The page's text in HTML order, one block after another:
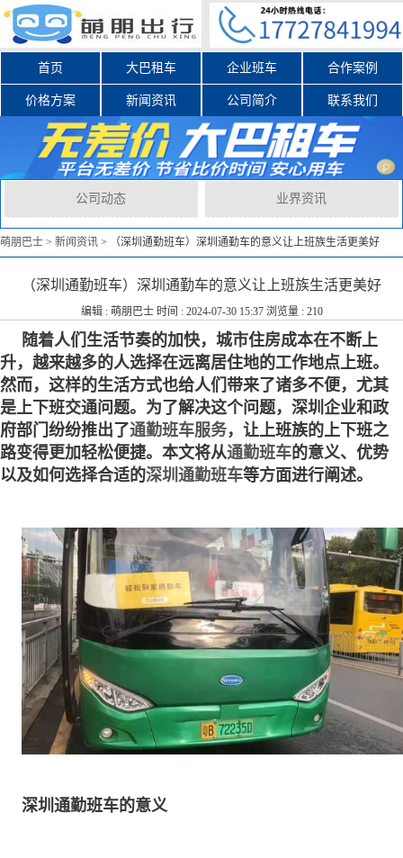
首页 大巴租车 企业班车 合作案例
价格方案 新闻资讯 公司简介 联系我们
公司动态 业界资讯
萌朋巴士 > 新闻资讯 > （深圳通勤班车）深圳通勤车的意义让上班族生活更美好
（深圳通勤班车）深圳通勤车的意义让上班族生活更美好
编辑 : 萌朋巴士时间 : 2024-07-30 15:37 浏览量 : 210
随着人们生活节奏的加快，城市住房成本在不断上
升，越来越多的人选择在远离居住地的工作地点上班。
然而，这样的生活方式也给人们带来了诸多不便，尤其
是上下班交通问题。为了解决这个问题，深圳企业和政
府部门纷纷推出了通勤班车服务，让上班族的上下班之
路变得更加轻松便捷。本文将从通勤班车的意义、优势
以及如何选择合适的深圳通勤班车等方面进行阐述。
深圳通勤班车的意义